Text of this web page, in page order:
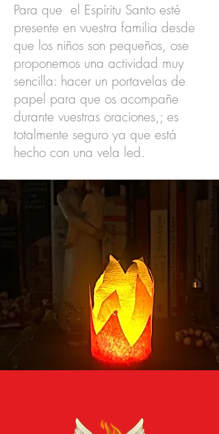
Para que el Espíritu Santo esté
presente en vuestra familia desde
que los niños son pequeños, ose
proponemos una actividad muy
sencilla: hacer un portavelas de
papel para que os acompañe
durante vuestras oraciones,; es
totalmente seguro ya que está
hecho con una vela led.